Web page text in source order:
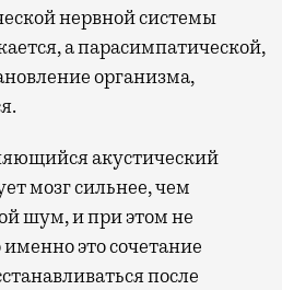
нервной системы
а парасимпатической,
организма,
акустический
мозг сильнее, чем
шум, и при этом не
это сочетание
после